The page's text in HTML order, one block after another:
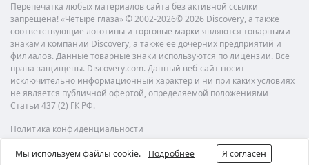
Перепечатка любых материалов сайта без активной ссылки
запрещена! «Четыре глаза» © 2002-2026© 2026 Discovery, а также
соответствующие логотипы и торговые марки являются товарными
знаками компании Discovery, а также ее дочерних предприятий и
филиалов. Данные товарные знаки используются по лицензии. Все
права защищены. Discovery.com. Данный веб-сайт носит
исключительно информационный характер и ни при каких условиях
не является публичной офертой, определяемой положениями
Статьи 437 (2) ГК РФ.
Политика конфиденциальности
Мы используем файлы cookie. Подробнее Я согласен